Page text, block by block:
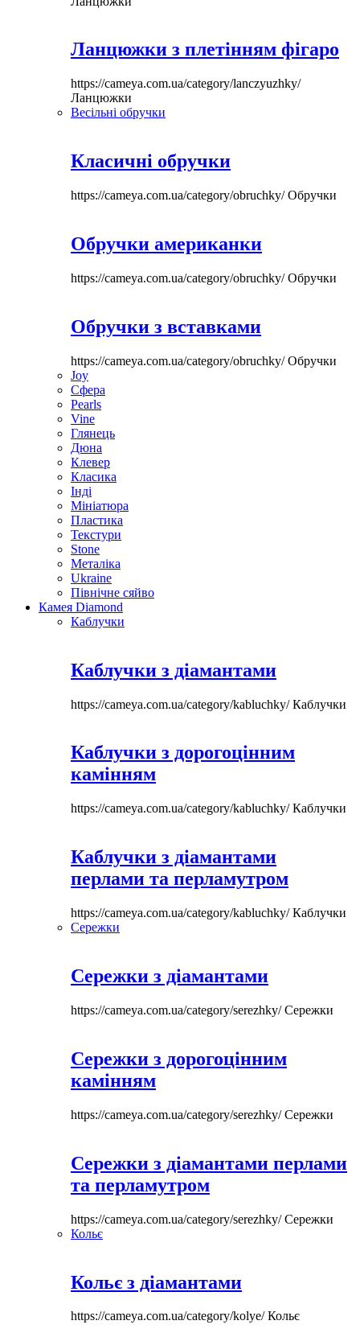
Ланцюжки з плетінням фігаро
https://cameya.com.ua/category/lanczyuzhky/
Ланцюжки
Весільні обручки
Класичні обручки
https://cameya.com.ua/category/obruchky/Обручки
Обручки американки
https://cameya.com.ua/category/obruchky/Обручки
Обручки з вставками
https://cameya.com.ua/category/obruchky/Обручки
Joy
Сфера
Pearls
Vine
Глянець
Дюна
Клевер
Класика
Інді
Мініатюра
Пластика
Текстури
Stone
Металіка
Ukraine
Північне сяйво
Камея Diamond
Каблучки
Каблучки з діамантами
https://cameya.com.ua/category/kabluchky/Каблучки
Каблучки з дорогоцінним
камінням
https://cameya.com.ua/category/kabluchky/Каблучки
Каблучки з діамантами
перлами та перламутром
https://cameya.com.ua/category/kabluchky/Каблучки
Сережки
Сережки з діамантами
https://cameya.com.ua/category/serezhky/Сережки
Сережки з дорогоцінним
камінням
https://cameya.com.ua/category/serezhky/Сережки
Сережки з діамантами перлами
та перламутром
https://cameya.com.ua/category/serezhky/Сережки
Кольє
Кольє з діамантами
https://cameya.com.ua/category/kolye/Кольє